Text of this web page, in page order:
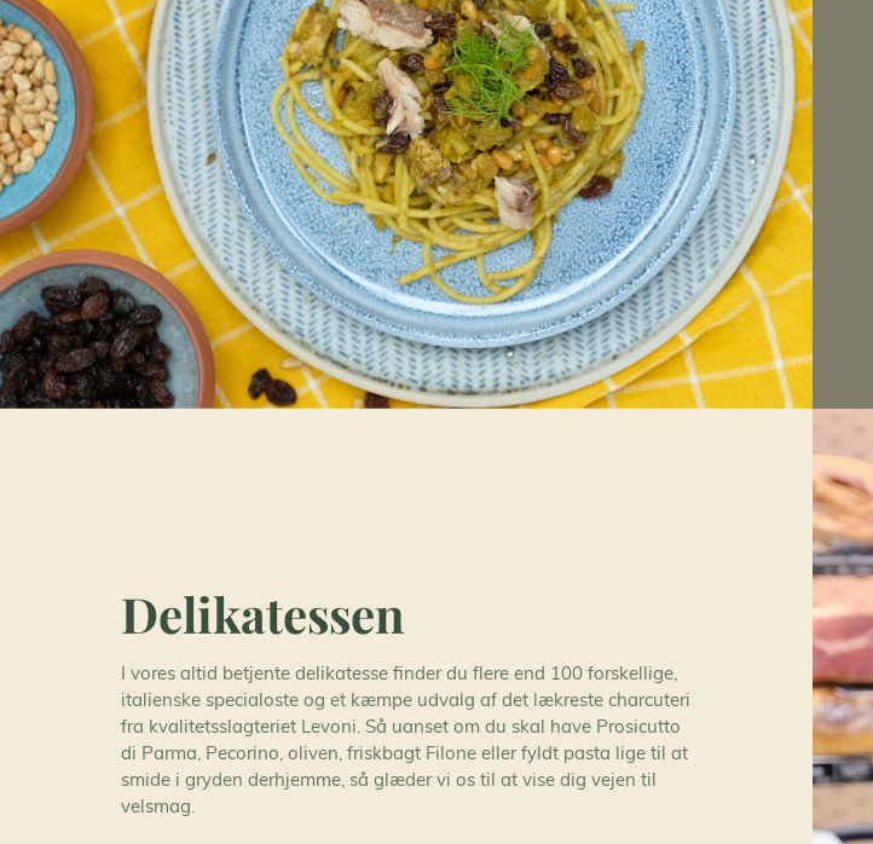
Delikatessen
I vores altid betjente delikatesse finder du flere end 100 forskellige,
italienske specialoste og et kæmpe udvalg af det lækreste charcuteri
fra kvalitetsslagteriet Levoni. Så uanset om du skal have Prosicutto
di Parma, Pecorino, oliven, friskbagt Filone eller fyldt pasta lige til at
smide i gryden derhjemme, så glæder vi os til at vise dig vejen til
velsmag.